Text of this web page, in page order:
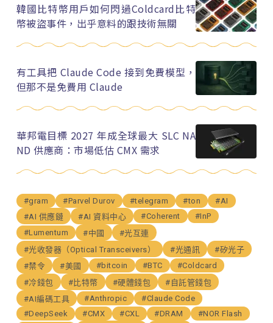
韓國比特幣用戶如何閃過Coldcard比特
幣被盜事件，出乎意料的跟技術無關
有工具把 Claude Code 接到免費模型，
但那不是免費用 Claude
華邦電目標 2027 年成全球最大 SLC NA
ND 供應商：市場低估 CMX 需求
#gram #Parvel Durov #telegram #ton
#AI
#AI 供應鏈
#AI 資料中心 #Coherent
#InP
#Lumentum
#中國
#光互連
#光收發器（Optical Transceivers）
#光通訊
#矽光子
#禁令
#美國 #bitcoin #BTC
#Coldcard
#冷錢包
#比特幣 #硬體錢包
#自託管錢包
#AI編碼工具
#Anthropic
#Claude Code
#DeepSeek
#CMX #CXL #DRAM
#NOR Flash